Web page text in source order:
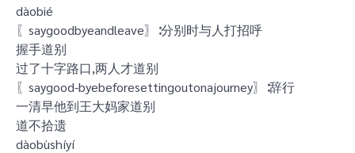
dàobié
〖saygoodbyeandleave〗∶分别时与人打招呼
握手道别
过了十字路口,两人才道别
〖saygood-byebeforesettingoutonajourney〗∶辞行
一清早他到王大妈家道别
道不拾遗
dàobùshíyí